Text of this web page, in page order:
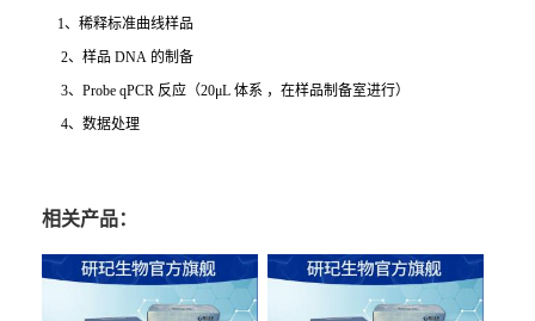
1、稀释标准曲线样品
2、样品 DNA 的制备
3、Probe qPCR 反应（20μL 体系 ，在样品制备室进行）
4、数据处理
相关产品：